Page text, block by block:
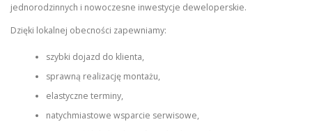
jednorodzinnych i nowoczesne inwestycje deweloperskie.
Dzięki lokalnej obecności zapewniamy:
szybki dojazd do klienta,
sprawną realizację montażu,
elastyczne terminy,
natychmiastowe wsparcie serwisowe,